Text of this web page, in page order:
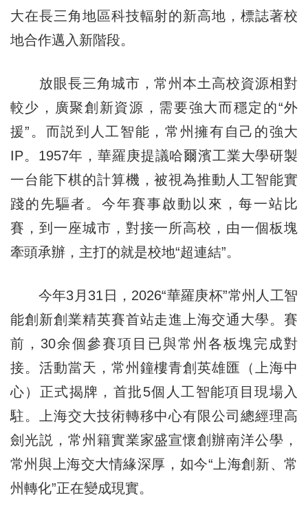
大在長三角地區科技輻射的新高地，標誌著校
地合作邁入新階段。
放眼長三角城市，常州本土高校資源相對
較少，廣聚創新資源，需要強大而穩定的“外
援”。而説到人工智能，常州擁有自己的強大
IP。1957年，華羅庚提議哈爾濱工業大學研製
一台能下棋的計算機，被視為推動人工智能實
踐的先驅者。今年賽事啟動以來，每一站比
賽，到一座城市，對接一所高校，由一個板塊
牽頭承辦，主打的就是校地“超連結”。
今年3月31日，2026“華羅庚杯”常州人工智
能創新創業精英賽首站走進上海交通大學。賽
前，30余個參賽項目已與常州各板塊完成對
接。活動當天，常州鐘樓青創英雄匯（上海中
心）正式揭牌，首批5個人工智能項目現場入
駐。上海交大技術轉移中心有限公司總經理高
劍光説，常州籍實業家盛宣懷創辦南洋公學，
常州與上海交大情緣深厚，如今“上海創新、常
州轉化”正在變成現實。